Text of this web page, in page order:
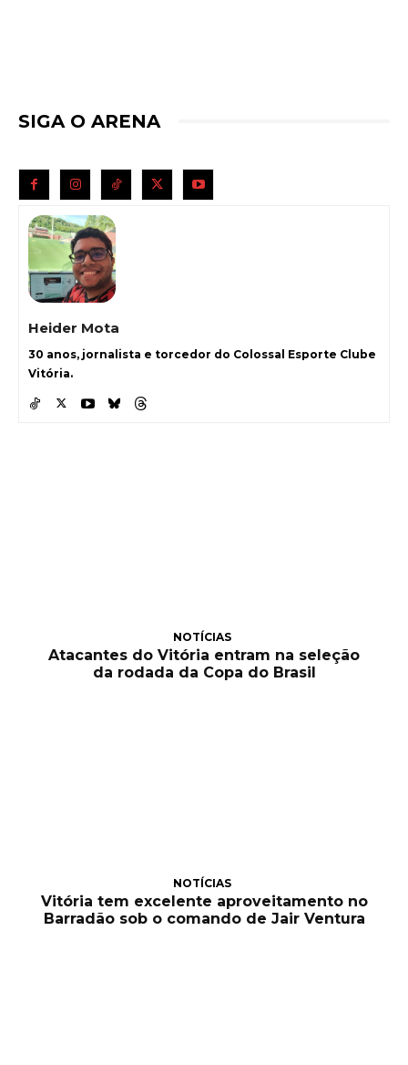
SIGA O ARENA
Heider Mota
30 anos, jornalista e torcedor do Colossal Esporte Clube
Vitória.
NOTÍCIAS
Atacantes do Vitória entram na seleção
da rodada da Copa do Brasil
NOTÍCIAS
Vitória tem excelente aproveitamento no
Barradão sob o comando de Jair Ventura